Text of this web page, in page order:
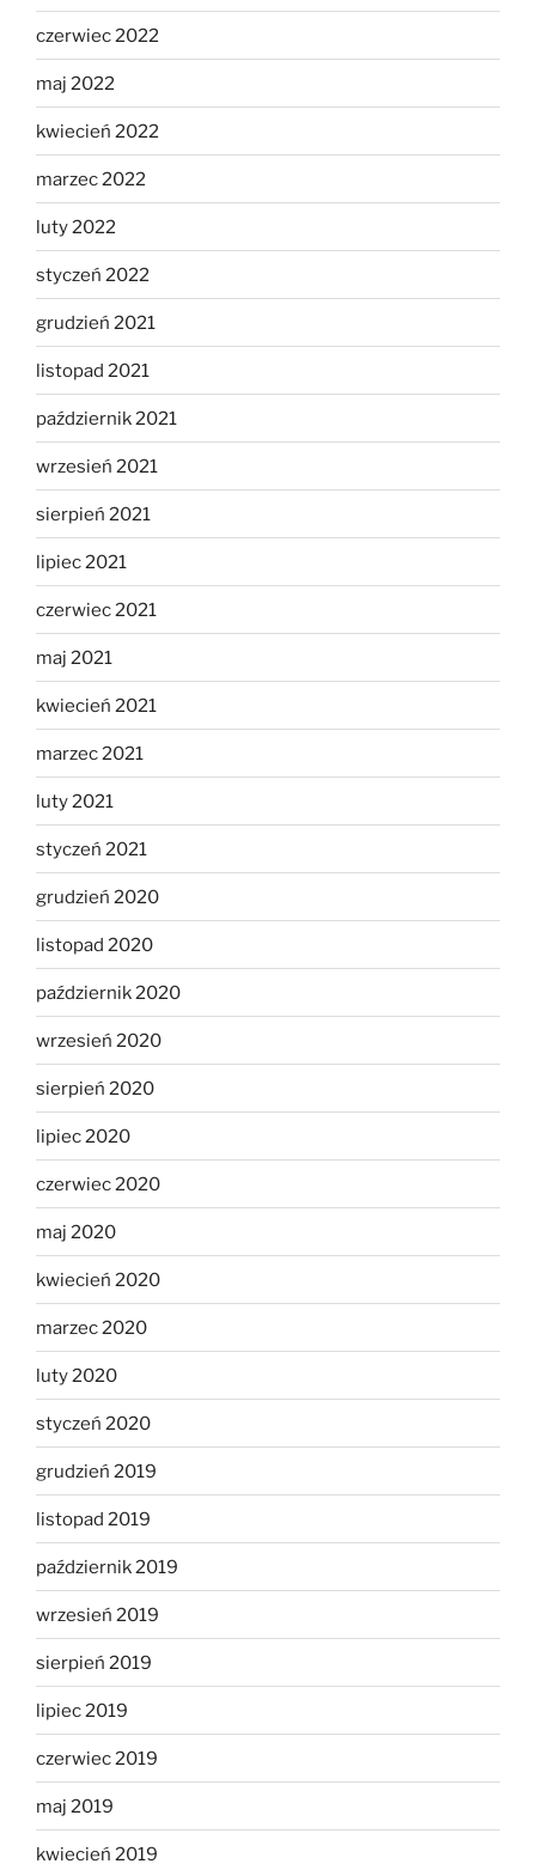
czerwiec 2022
maj 2022
kwiecień 2022
marzec 2022
luty 2022
styczeń 2022
grudzień 2021
listopad 2021
październik 2021
wrzesień 2021
sierpień 2021
lipiec 2021
czerwiec 2021
maj 2021
kwiecień 2021
marzec 2021
luty 2021
styczeń 2021
grudzień 2020
listopad 2020
październik 2020
wrzesień 2020
sierpień 2020
lipiec 2020
czerwiec 2020
maj 2020
kwiecień 2020
marzec 2020
luty 2020
styczeń 2020
grudzień 2019
listopad 2019
październik 2019
wrzesień 2019
sierpień 2019
lipiec 2019
czerwiec 2019
maj 2019
kwiecień 2019